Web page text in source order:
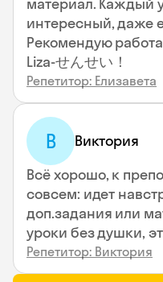
интересный, даже
Рекомендую
Liza-せんせい！
Репетитор: Елизавета
В Виктория
Всё хорошо, к
совсем: идет
доп.задания или
уроки без душки,
Репетитор: Виктория